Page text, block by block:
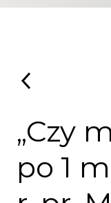
„Czy
po 1